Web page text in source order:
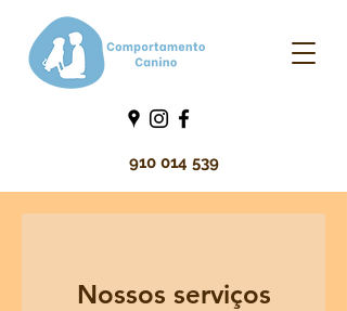
910 014 539
Nossos serviços